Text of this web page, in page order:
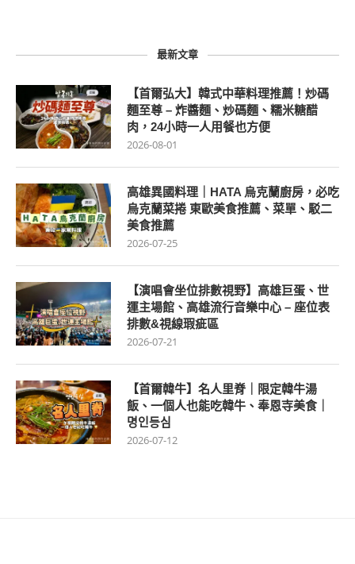
最新文章
【首爾弘大】韓式中華料理推薦！炒碼
麵至尊 – 炸醬麵、炒碼麵、糯米糖醋
肉，24小時一人用餐也方便
2026-08-01
高雄異國料理｜HATA 烏克蘭廚房，必吃
烏克蘭菜捲 東歐美食推薦、菜單、駁二
美食推薦
2026-07-25
【演唱會坐位排數視野】高雄巨蛋、世
運主場館、高雄流行音樂中心 – 座位表
排數&視線瑕疵區
2026-07-21
【首爾韓牛】名人里脊｜限定韓牛湯
飯、一個人也能吃韓牛、奉恩寺美食｜
명인등심
2026-07-12